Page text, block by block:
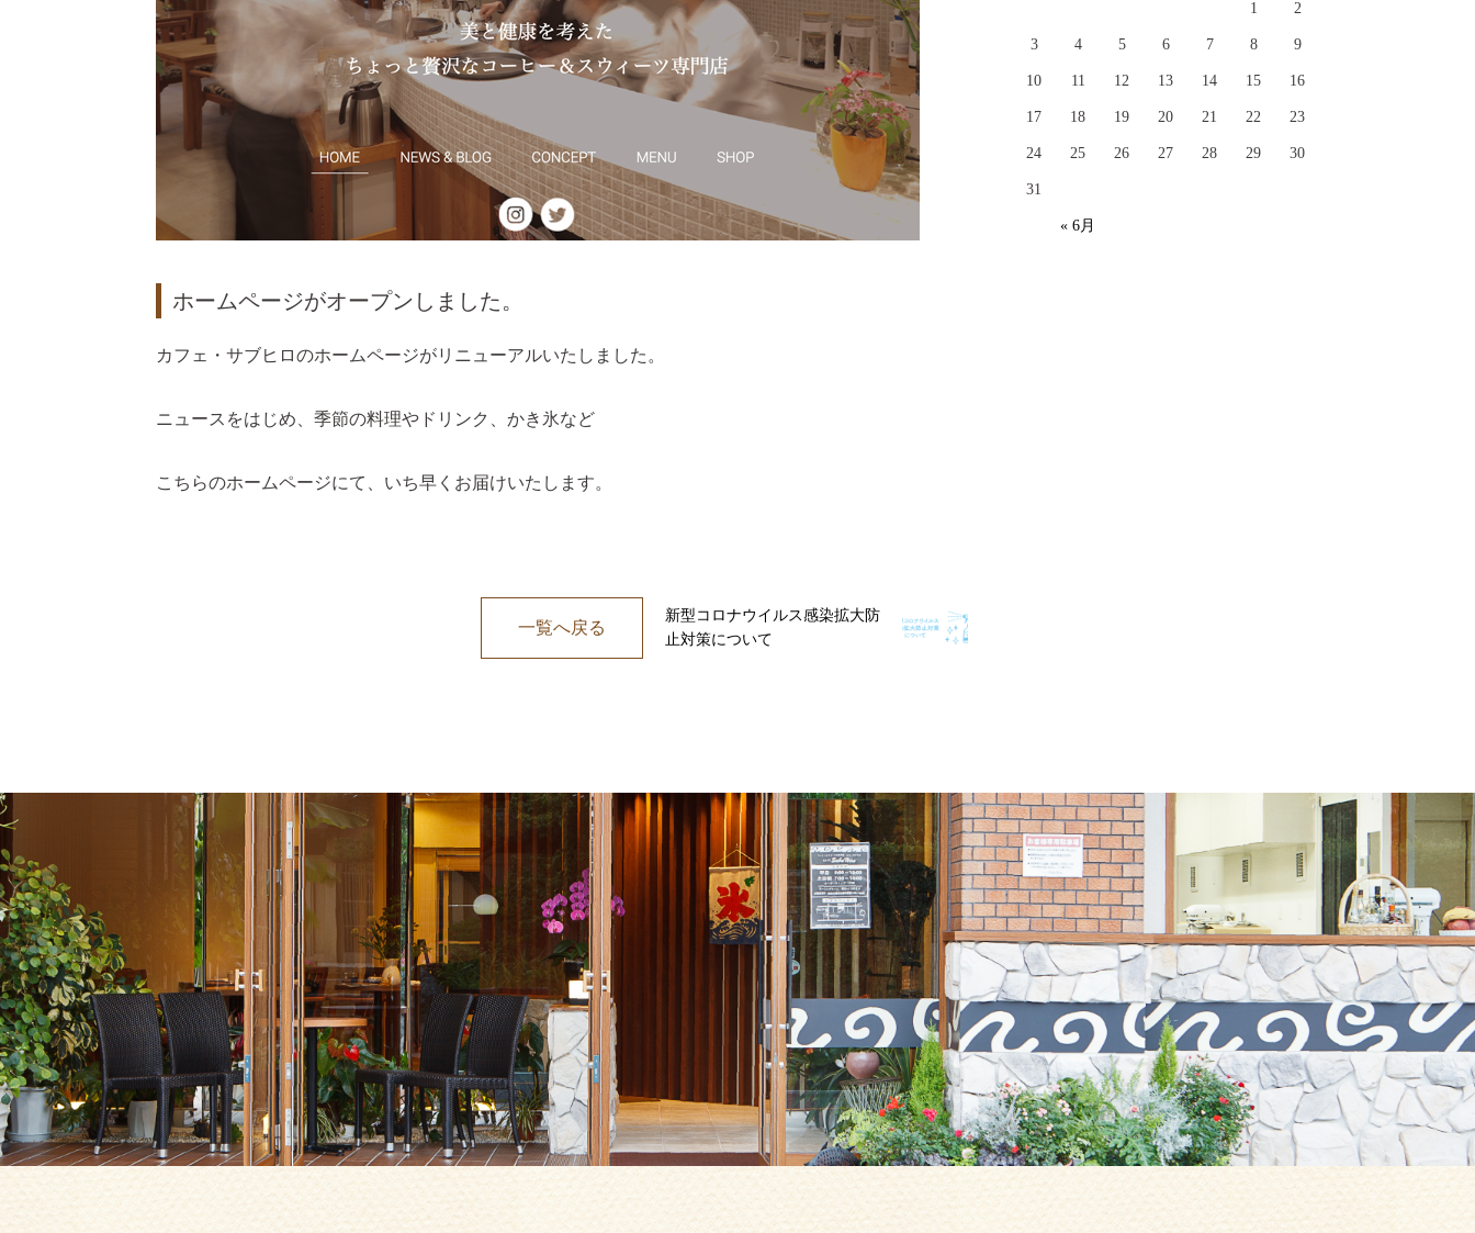
ホームページがオープンしました。
カフェ・サブヒロのホームページがリニューアルいたしました。
ニュースをはじめ、季節の料理やドリンク、かき氷など
こちらのホームページにて、いち早くお届けいたします。
一覧へ戻る
新型コロナウイルス感染拡大防
止対策について
« 6月
1 2
3 4 5 6 7 8 9
10 11 12 13 14 15 16
17 18 19 20 21 22 23
24 25 26 27 28 29 30
31